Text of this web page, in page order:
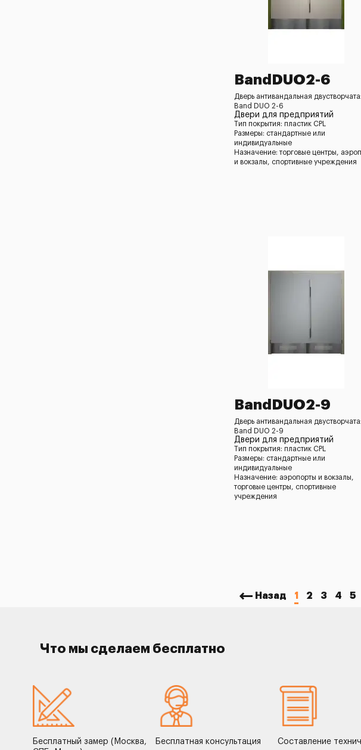
BandDUO2-6
Дверь антивандальная
Band DUO 2-6
Двери для предприятий
Тип покрытия: пластик CPL
Размеры: стандартные или
индивидуальные
Назначение: торговые центры,
и вокзалы, спортивные учреждения
BandDUO2-9
Дверь антивандальная
Band DUO 2-9
Двери для предприятий
Тип покрытия: пластик CPL
Размеры: стандартные или
индивидуальные
Назначение: аэропорты и вокзалы,
торговые центры, спортивные
учреждения
Назад 1 2 3 4 5
Что мы сделаем бесплатно
Бесплатный замер (Москва,
Бесплатная консультация
Составление